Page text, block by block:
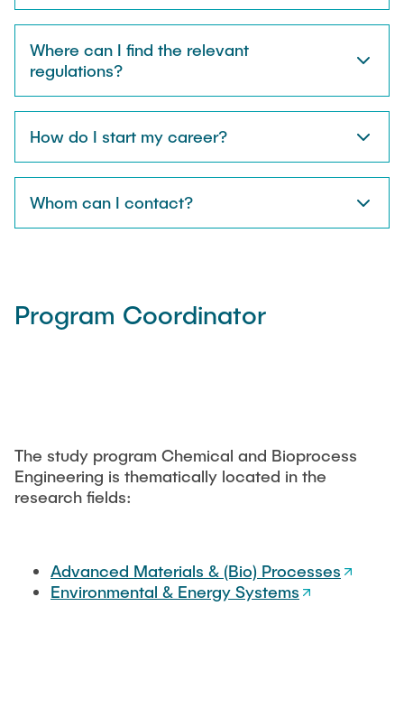
Where can I find the relevant
regulations?
How do I start my career?
Whom can I contact?
Program Coordinator
The study program Chemical and Bioprocess
Engineering is thematically located in the
research fields:
Advanced Materials & (Bio) Processes
Environmental & Energy Systems